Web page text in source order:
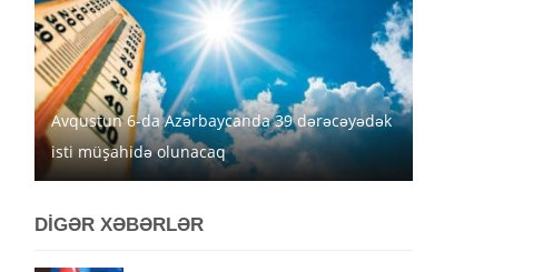
Avqustun 6-da Azərbaycanda 39 dərəcəyədək
isti müşahidə olunacaq
DİGƏR XƏBƏRLƏR